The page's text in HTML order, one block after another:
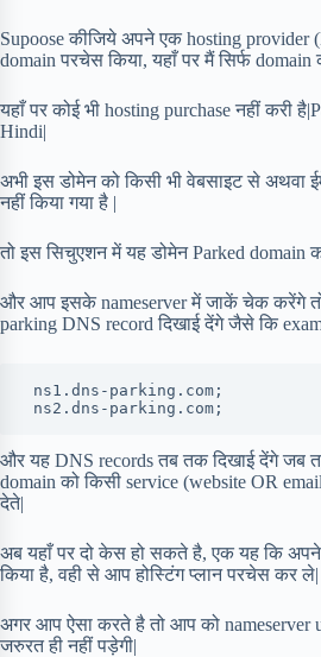
Supoose कीजिये अपने एक hosting provider
domain परचेस किया, यहाँ पर मैं सिर्फ domain
यहाँ पर कोई भी hosting purchase नहीं करी
Hindi|
अभी इस डोमेन को किसी भी वेबसाइट से अथवा
नहीं किया गया है |
तो इस सिचुएशन में यह डोमेन Parked domain
और आप इसके nameserver में जाकें चेक करेंगे
parking DNS record दिखाई देंगे जैसे कि
ns2.dns-parking.com;
और यह DNS records तब तक दिखाई देंगे जब
domain को किसी service (website OR
देते|
अब यहाँ पर दो केस हो सकते है, एक यह कि
किया है, वही से आप होस्टिंग प्लान परचेस कर ले|
अगर आप ऐसा करते है तो आप को nameserver
जरुरत ही नहीं पड़ेगी|